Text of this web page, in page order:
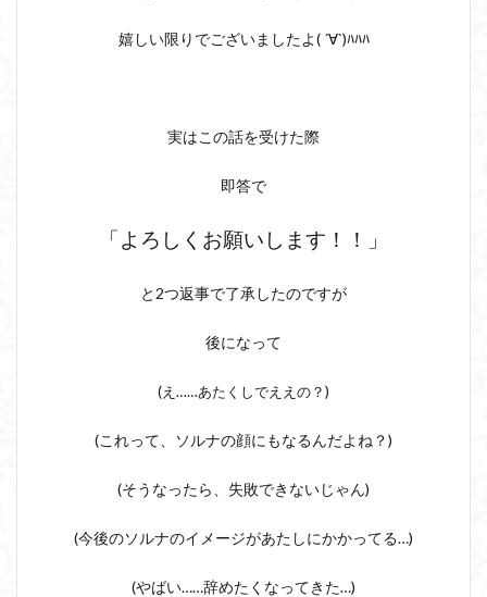
嬉しい限りでございましたよ( ´∀`)ﾊﾊﾊ
実はこの話を受けた際
即答で
「よろしくお願いします！！」
と2つ返事で了承したのですが
後になって
(え……あたくしでええの？)
(これって、ソルナの顔にもなるんだよね？)
(そうなったら、失敗できないじゃん)
(今後のソルナのイメージがあたしにかかってる…)
(やばい……辞めたくなってきた…)